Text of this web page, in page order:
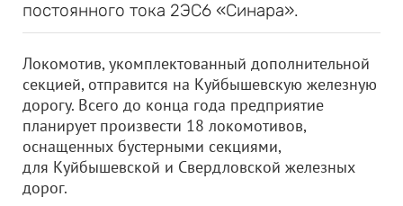
постоянного тока 2ЭС6 «Синара».
Локомотив, укомплектованный дополнительной
секцией, отправится на Куйбышевскую железную
дорогу. Всего до конца года предприятие
планирует произвести 18 локомотивов,
оснащенных бустерными секциями,
для Куйбышевской и Свердловской железных
дорог.